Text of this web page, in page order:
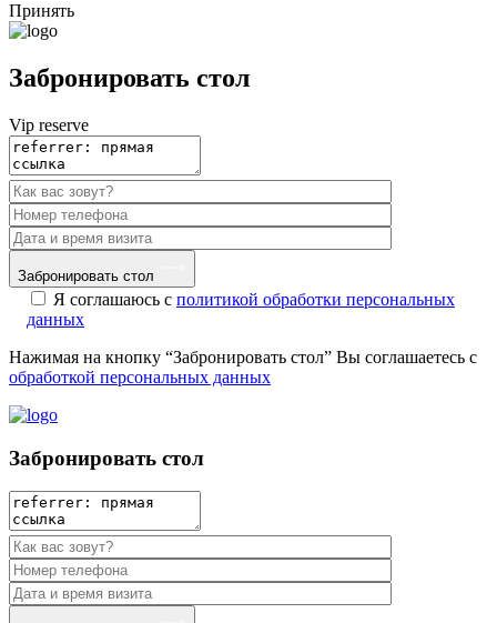
Принять
Забронировать стол
Vip reserve
Забронировать стол
Я соглашаюсь с политикой обработки персональных
данных
Нажимая на кнопку “Забронировать стол” Вы соглашаетесь с
обработкой персональных данных
Забронировать стол